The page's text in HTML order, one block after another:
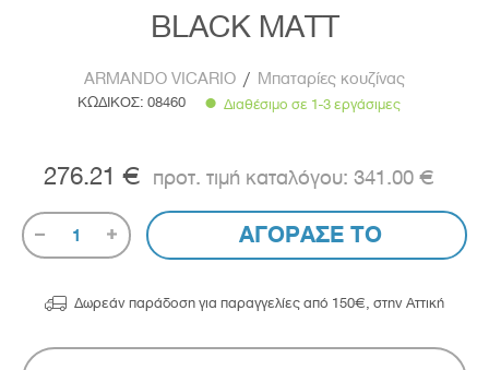
BLACK MATT
ARMANDO VICARIO / Μπαταρίες κουζίνας
ΚΩΔΙΚΟΣ: 08460 Διαθέσιμο σε 1-3 εργάσιμες
276.21 € 341.00 €
1 ΑΓΟΡΑΣΕ ΤΟ
 Δωρεάν παράδοση για παραγγελίες από 150€, στην Αττική